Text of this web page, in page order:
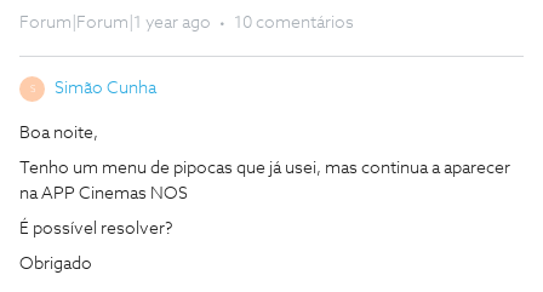
Forum|Forum|1 year ago 10 comentários
S Simão Cunha
Boa noite,
Tenho um menu de pipocas que já usei, mas continua a aparecer
na APP Cinemas NOS
É possível resolver?
Obrigado